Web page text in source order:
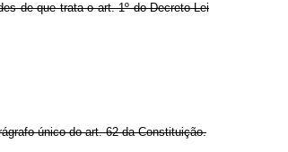
de que trata o art. 1º do Decreto-Lei
único do art. 62 da Constituição.